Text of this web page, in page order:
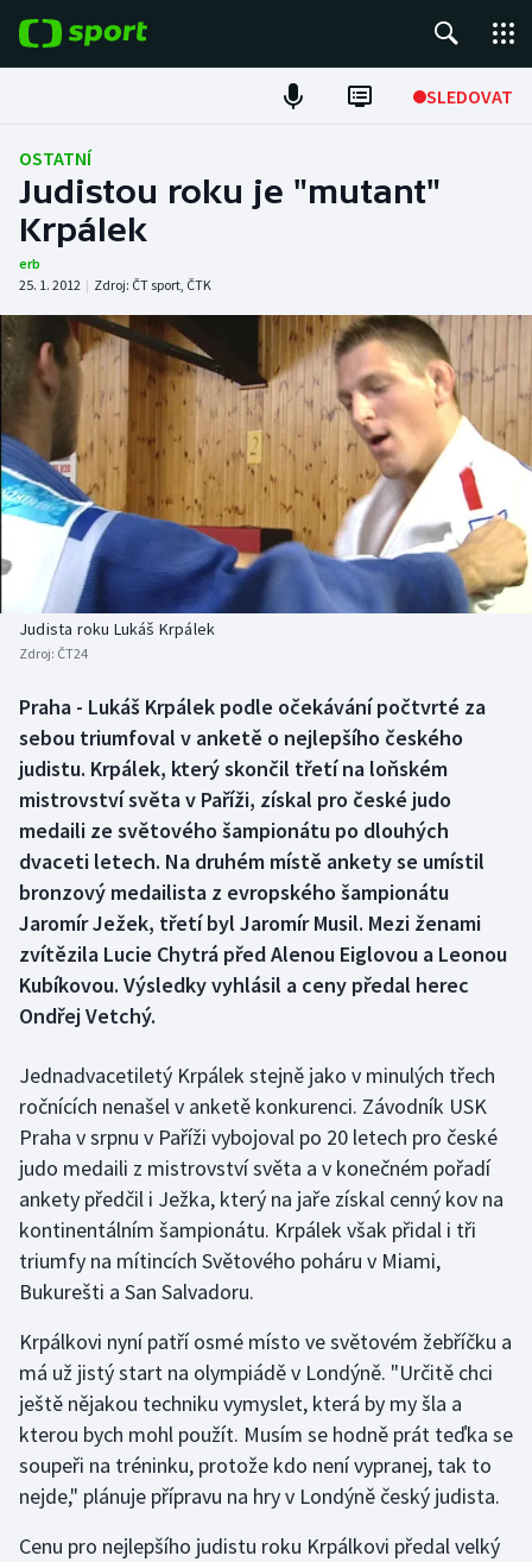
SLEDOVAT
ME v atletice
ME v plavání
Hokej
Tenis
DALŠÍ SPORTY
Americký fotbal
Atletika
Baseball a softbal
Basketbal
Biatlon
Boby a skeleton
Box
Curling
Cyklistika
Dostihy
Florbal
Futsal
Golf
Gymnastika
Házená
Jezdectví
Judo
Krasobruslení
NEPŘEHLÉDNĚTE
Soutěže
Historické návraty
Aplikace ČT sport
AZ kvíz
OSTATNÍ
Judistou roku je "mutant"
Krpálek
erb
25. 1. 2012 | Zdroj: ČT sport, ČTK
Judista roku Lukáš Krpálek
Zdroj: ČT24
Praha - Lukáš Krpálek podle očekávání počtvrté za
sebou triumfoval v anketě o nejlepšího českého
judistu. Krpálek, který skončil třetí na loňském
mistrovství světa v Paříži, získal pro české judo
medaili ze světového šampionátu po dlouhých
dvaceti letech. Na druhém místě ankety se umístil
bronzový medailista z evropského šampionátu
Jaromír Ježek, třetí byl Jaromír Musil. Mezi ženami
zvítězila Lucie Chytrá před Alenou Eiglovou a Leonou
Kubíkovou. Výsledky vyhlásil a ceny předal herec
Ondřej Vetchý.
Jednadvacetiletý Krpálek stejně jako v minulých třech
ročnících nenašel v anketě konkurenci. Závodník USK
Praha v srpnu v Paříži vybojoval po 20 letech pro české
judo medaili z mistrovství světa a v konečném pořadí
ankety předčil i Ježka, který na jaře získal cenný kov na
kontinentálním šampionátu. Krpálek však přidal i tři
triumfy na mítincích Světového poháru v Miami,
Bukurešti a San Salvadoru.
Krpálkovi nyní patří osmé místo ve světovém žebříčku a
má už jistý start na olympiádě v Londýně. "Určitě chci
ještě nějakou techniku vymyslet, která by my šla a
kterou bych mohl použít. Musím se hodně prát teďka se
soupeři na tréninku, protože kdo není vypranej, tak to
nejde," plánuje přípravu na hry v Londýně český judista.
Cenu pro nejlepšího judistu roku Krpálkovi předal velký